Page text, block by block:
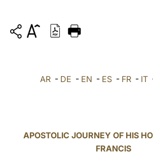
DEUTSCH
العربيّةAR - DE - EN - ES - FR - IT
APOSTOLIC JOURNEY OF HIS
FRANCIS